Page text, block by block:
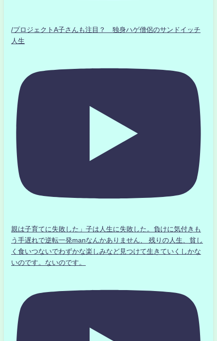
/プロジェクトA子さんも注目？ 独身ハゲ僧侶のサンドイッチ
人生
親は子育てに失敗した」子は人生に失敗した。負けに気付きも
う手遅れで逆転一発manなんかありません、 残りの人生、貧し
く食いつないでわずかな楽しみなど見つけて生きていくしかな
いのです。ないのです。